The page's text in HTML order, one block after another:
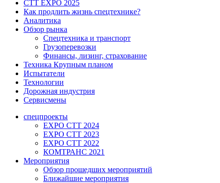
CTT EXPO 2025
Как продлить жизнь спецтехнике?
Аналитика
Обзор рынка
Спецтехника и транспорт
Грузоперевозки
Финансы, лизинг, страхование
Техника Крупным планом
Испытатели
Технологии
Дорожная индустрия
Сервисмены
спецпроекты
EXPO CTT 2024
EXPO CTT 2023
EXPO CTT 2022
КОМТРАНС 2021
Мероприятия
Обзор прошедших мероприятий
Ближайшие мероприятия